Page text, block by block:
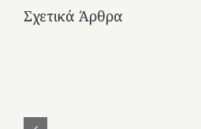
Σχετικά Άρθρα